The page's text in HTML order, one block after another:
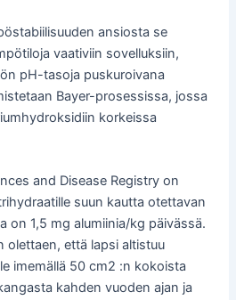
ansiosta se
vaativiin sovelluksiin,
pH-tasoja puskuroivana
Bayer-prosessissa, jossa
korkeissa
and Disease Registry on
suun kautta otettavan
on 1,5 mg alumiinia/kg päivässä.
olettaen, että lapsi altistuu
imemällä 50 cm2 :n kokoista
kahden vuoden ajan ja